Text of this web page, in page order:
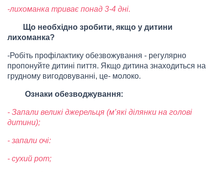
-лихоманка триває понад 3-4 дні.
Що необхідно зробити, якщо у дитини
лихоманка?
-Робіть профілактику обезвожування - регулярно
пропонуйте дитині пиття. Якщо дитина знаходиться на
грудному вигодовуванні, це- молоко.
Ознаки обезводжування:
- Запали великі джерельця (м’які ділянки на голові
дитини);
- запали очі:
- сухий рот;